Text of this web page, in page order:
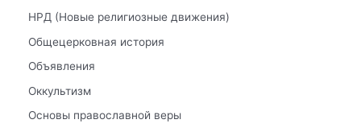
НРД (Новые религиозные движения)
Общецерковная история
Объявления
Оккультизм
Основы православной веры